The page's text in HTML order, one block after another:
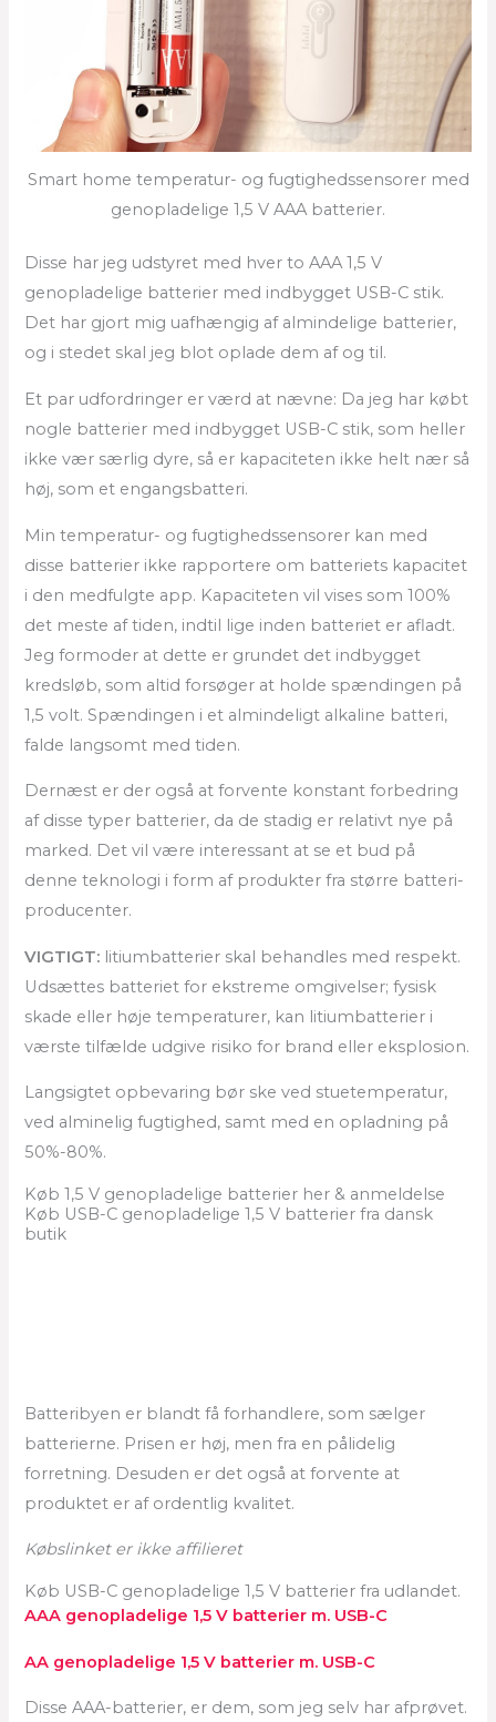
Smart home temperatur- og fugtighedssensorer med
genopladelige 1,5 V AAA batterier.
Disse har jeg udstyret med hver to AAA 1,5 V
genopladelige batterier med indbygget USB-C stik.
Det har gjort mig uafhængig af almindelige batterier,
og i stedet skal jeg blot oplade dem af og til.
Et par udfordringer er værd at nævne: Da jeg har købt
nogle batterier med indbygget USB-C stik, som heller
ikke vær særlig dyre, så er kapaciteten ikke helt nær så
høj, som et engangsbatteri.
Min temperatur- og fugtighedssensorer kan med
disse batterier ikke rapportere om batteriets kapacitet
i den medfulgte app. Kapaciteten vil vises som 100%
det meste af tiden, indtil lige inden batteriet er afladt.
Jeg formoder at dette er grundet det indbygget
kredsløb, som altid forsøger at holde spændingen på
1,5 volt. Spændingen i et almindeligt alkaline batteri,
falde langsomt med tiden.
Dernæst er der også at forvente konstant forbedring
af disse typer batterier, da de stadig er relativt nye på
marked. Det vil være interessant at se et bud på
denne teknologi i form af produkter fra større batteri-
producenter.
VIGTIGT: litiumbatterier skal behandles med respekt.
Udsættes batteriet for ekstreme omgivelser; fysisk
skade eller høje temperaturer, kan litiumbatterier i
værste tilfælde udgive risiko for brand eller eksplosion.
Langsigtet opbevaring bør ske ved stuetemperatur,
ved alminelig fugtighed, samt med en opladning på
50%-80%.
Køb 1,5 V genopladelige batterier her & anmeldelse
Køb USB-C genopladelige 1,5 V batterier fra dansk
butik
Batteribyen er blandt få forhandlere, som sælger
batterierne. Prisen er høj, men fra en pålidelig
forretning. Desuden er det også at forvente at
produktet er af ordentlig kvalitet.
Købslinket er ikke affilieret
Køb USB-C genopladelige 1,5 V batterier fra udlandet.
AAA genopladelige 1,5 V batterier m. USB-C
AA genopladelige 1,5 V batterier m. USB-C
Disse AAA-batterier, er dem, som jeg selv har afprøvet.